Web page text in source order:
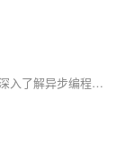
在Node.js的世界里，异步编程是核心。本文将带你深入了解异步编程的精髓，通过代码示例和实际案例分析，我们将一起掌握事件循环、回调函数、Promises以及async/await等关键概念。准备好迎接挑战，让你的Node.js应用飞起来！